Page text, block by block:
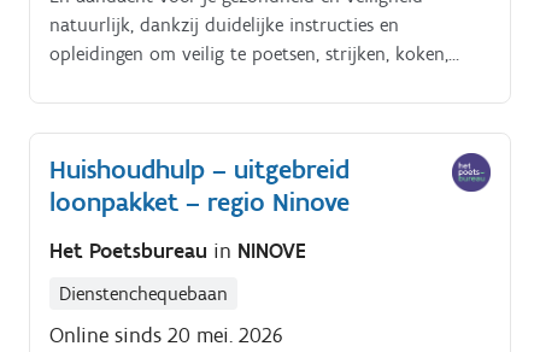
natuurlijk, dankzij duidelijke instructies en
opleidingen om veilig te poetsen, strijken, koken,
Huishoudhulp – uitgebreid
loonpakket – regio Ninove
Het Poetsbureau in NINOVE
Dienstenchequebaan
Online sinds 20 mei. 2026